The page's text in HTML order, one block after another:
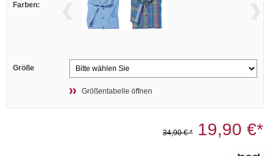
Farben:
Größe
Größentabelle öffnen
34,90 € * 19,90 €*